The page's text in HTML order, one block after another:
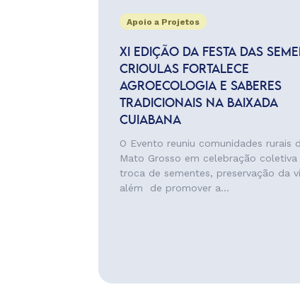
Apoio a Projetos
XI EDIÇÃO DA FESTA DAS
CRIOULAS FORTALECE
AGROECOLOGIA E SABERES
TRADICIONAIS NA BAIXADA
CUIABANA
O Evento reuniu comunidades rurais
Mato Grosso em celebração coletiva
troca de sementes, preservação da
além de promover a...